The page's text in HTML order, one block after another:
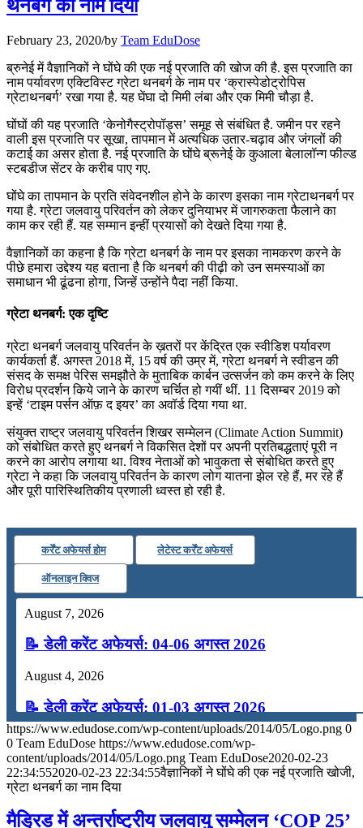
📝 डेली करेंट अफेयर्स: 22-24 जुलाई 2026
July 22, 2026
📝 डेली करेंट अफेयर्स: 19-21 जुलाई 2026
July 19, 2026
📝 डेली करेंट अफेयर्स: 16-18 जुलाई 2026
थनबर्ग का नाम दिया
February 23, 2020/by Team EduDose
ब्रुनेई में वैज्ञानिकों ने घोंघे की एक नई प्रजाति की खोज की है. इस प्रजाति का
नाम पर्यावरण एक्टिविस्ट ग्रेटा थनबर्ग के नाम पर ‘क्रास्पेडोट्रोपिस
ग्रेटाथनबर्ग’ रखा गया है. यह घेंघा दो मिमी लंबा और एक मिमी चौड़ा है.
घोंघों की यह प्रजाति ‘केनोगैस्ट्रोपॉड्स’ समूह से संबंधित है. जमीन पर रहने
वाली इस प्रजाति पर सूखा, तापमान में अत्यधिक उतार-चढ़ाव और जंगलों की
कटाई का असर होता है. नई प्रजाति के घोंघे ब्रूनेई के कुआला बेलालॉन्ग फील्ड
स्टबडीज सेंटर के करीब पाए गए.
घोंघे का तापमान के प्रति संवेदनशील होने के कारण इसका नाम ग्रेटाथनबर्ग पर
गया है. ग्रेटा जलवायु परिवर्तन को लेकर दुनियाभर में जागरुकता फैलाने का
काम कर रही हैं. यह सम्मान इन्हीं प्रयासों को देखते दिया गया है.
वैज्ञानिकों का कहना है कि ग्रेटा थनबर्ग के नाम पर इसका नामकरण करने के
पीछे हमारा उद्देश्य यह बताना है कि थनबर्ग की पीढ़ी को उन समस्याओं का
समाधान भी ढूंढना होगा, जिन्हें उन्होंने पैदा नहीं किया.
ग्रेटा थनबर्ग: एक दृष्टि
ग्रेटा थनबर्ग जलवायु परिवर्तन के ख़तरों पर केंद्रित एक स्वीडिश पर्यावरण
कार्यकर्ता हैं. अगस्त 2018 में, 15 वर्ष की उम्र में, ग्रेटा थनबर्ग ने स्वीडन की
संसद के समक्ष पेरिस समझौते के मुताबिक कार्बन उत्सर्जन को कम करने के लिए
विरोध प्रदर्शन किये जाने के कारण चर्चित हो गयीं थीं. 11 दिसम्बर 2019 को
इन्हें ‘टाइम पर्सन ऑफ़ द इयर’ का अवॉर्ड दिया गया था.
संयुक्त राष्ट्र जलवायु परिवर्तन शिखर सम्मेलन (Climate Action Summit)
को संबोधित करते हुए थनबर्ग ने विकसित देशों पर अपनी प्रतिबद्धताएं पूरी न
करने का आरोप लगाया था. विश्व नेताओं को भावुकता से संबोधित करते हुए
ग्रेटा ने कहा कि जलवायु परिवर्तन के कारण लोग यातना झेल रहे हैं, मर रहे हैं
और पूरी पारिस्थितिकीय प्रणाली ध्वस्त हो रही है.
कर्रेंट अफेयर्स होम लेटेस्ट कर्रेंट अफेयर्स
ऑनलाइन क्विज
August 7, 2026
📝 डेली करेंट अफेयर्स: 04-06 अगस्त 2026
August 4, 2026
📝 डेली करेंट अफेयर्स: 01-03 अगस्त 2026
July 31, 2026
📝 डेली करेंट अफेयर्स: 28-31 जुलाई 2026
https://www.edudose.com/wp-content/uploads/2014/05/Logo.png 0
0 Team EduDose https://www.edudose.com/wp-
content/uploads/2014/05/Logo.png Team EduDose2020-02-23
22:34:552020-02-23 22:34:55वैज्ञानिकों ने घोंघे की एक नई प्रजाति खोजी,
ग्रेटा थनबर्ग का नाम दिया
मैड्रिड में अन्तर्राष्ट्रीय जलवायु सम्मेलन ‘COP 25’